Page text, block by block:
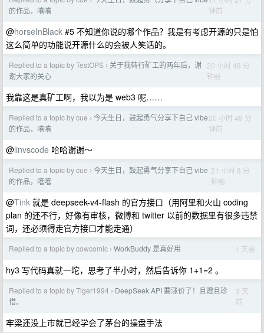
的作品，嘻嘻
钟前
@horseInBlack #5 不知道你说的哪个作品？我是有考虑开源的只是怕
这么简单的功能说开源什么的会被人笑话的。
Replied to a topic by TestOPS › 关于我转行矿工的两年后，谢
谢大家的关心
20 小时 48 分
钟前
我靠这是真矿工啊，我以为是 web3 呢……
Replied to a topic by cue › 今天生日，鼓起勇气分享下自己 vibe
的作品，嘻嘻
20 小时 48 分
钟前
@linvscode 哈哈谢谢～
Replied to a topic by cue › 今天生日，鼓起勇气分享下自己 vibe
的作品，嘻嘻
21 小时 8 分
钟前
@Tink 就是 deepseek-v4-flash 的官方接口（用阿里和火山 coding
plan 的还不行，好像有审核，微博和 twitter 以前的数据里有很多违禁
词，还必须得走官方接口才能走通）
Replied to a topic by cowcomic › WorkBuddy 是真好用 1 天前
hy3 写代码真就一坨，思考了半小时，然后告诉你 1+1=2 。
Replied to a topic by Tiger1994 › DeepSeek API 要涨价了！且蹬且珍
惜。
3 天
前
牢梁还没上市就已经学会了茅台的操盘手法